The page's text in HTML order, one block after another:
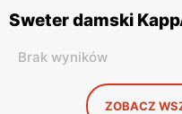
Sweter damski
Brak wyników
ZOBACZ